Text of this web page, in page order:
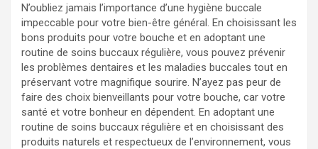
N’oubliez jamais l’importance d’une hygiène buccale
impeccable pour votre bien-être général. En choisissant les
bons produits pour votre bouche et en adoptant une
routine de soins buccaux régulière, vous pouvez prévenir
les problèmes dentaires et les maladies buccales tout en
préservant votre magnifique sourire. N’ayez pas peur de
faire des choix bienveillants pour votre bouche, car votre
santé et votre bonheur en dépendent. En adoptant une
routine de soins buccaux régulière et en choisissant des
produits naturels et respectueux de l’environnement, vous